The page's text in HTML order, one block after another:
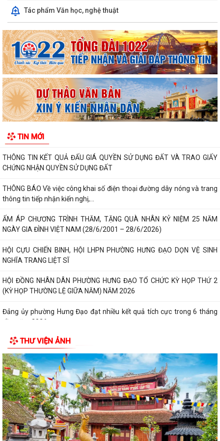
Tác phẩm Văn học, nghệ thuật
TIN MỚI
ỦY BAN NHÂN DÂN PHƯỜNG TIẾP TỤC TỔ CHỨC HỖ TRỢ NHÂN DÂN
CÀI ĐẶT, SỬ DỤNG ỨNG DỤNG ETAX MOBILE
Về việc công bố danh mục thủ tục hành chính được sửa đổi, bổ sung
thuộc phạm vi chức năng quản lý...
Về việc công bố danh mục thủ tục hành chính được thay thế,bị bãi bỏ
thuộc phạm vi chức năng quản lý...
UBND phường tăng cường công tác phòng chống bão số 1
Đảng ủy phường chỉ đạo chủ động phòng chống bão số 1
THÔNG TIN KẾT QUẢ ĐẤU GIÁ QUYỀN SỬ DỤNG ĐẤT VÀ TRAO GIẤY
CHỨNG NHẬN QUYỀN SỬ DỤNG ĐẤT
THÔNG BÁO Về việc công khai số điện thoại đường dây nóng và trang
thông tin tiếp nhận kiến nghị,...
ẤM ÁP CHƯƠNG TRÌNH THĂM, TẶNG QUÀ NHÂN KỶ NIỆM 25 NĂM
NGÀY GIA ĐÌNH VIỆT NAM (28/6/2001 – 28/6/2026)
HỘI CỰU CHIẾN BINH, HỘI LHPN PHƯỜNG HƯNG ĐẠO DỌN VỆ SINH
NGHĨA TRANG LIỆT SĨ
HỘI ĐỒNG NHÂN DÂN PHƯỜNG HƯNG ĐẠO TỔ CHỨC KỲ HỌP THỨ 2
(KỲ HỌP THƯỜNG LỆ GIỮA NĂM) NĂM 2026
Đảng ủy phường Hưng Đạo đạt nhiều kết quả tích cực trong 6 tháng
đầu năm 2026
HỘI NÔNG DÂN PHƯỜNG HƯNG ĐẠO TIẾP ĐOÀN KIỂM TRA VỀ HOẠT
ĐỘNG TÍN DỤNG CHÍNH SÁCH XÃ HỘI
TRUNG TÂM CHÍNH TRỊ PHƯỜNG HƯNG ĐẠO TỔ CHỨC HỘI NGHỊ BÁO
CÁO VIÊN THÁNG 6 NĂM 2026
HỘI CỰU CHIẾN BINH PHƯỜNG RA MẮT MÔ HÌNH "CỰU CHIẾN BINH
THAM GIA QUẢN LÝ, CHĂM SÓC NGHĨA TRANG...
ĐẨY MẠNH CÔNG TÁC HUẤN LUYỆN PKND CỦA BCH QUÂN SỰ
THƯ VIỆN ẢNH